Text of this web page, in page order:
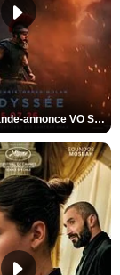
L'Odyssée Bande-annonce VO STFR